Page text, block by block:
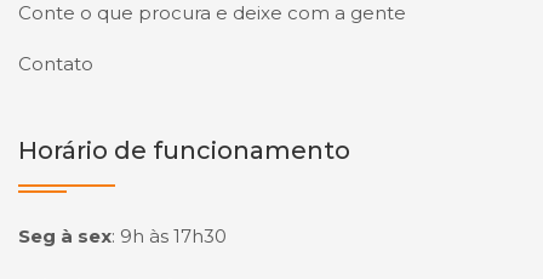
Conte o que procura e deixe com a gente
Contato
Horário de funcionamento
Seg à sex: 9h às 17h30